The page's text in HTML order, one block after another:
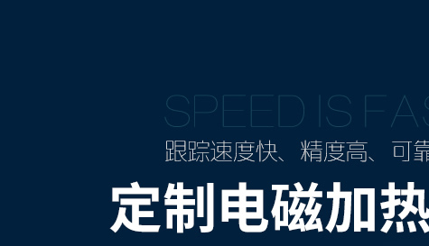
金属熔炼电磁加
塑料机械电磁加
厨具行业电磁
不锈钢专用电磁
导热油电磁感应